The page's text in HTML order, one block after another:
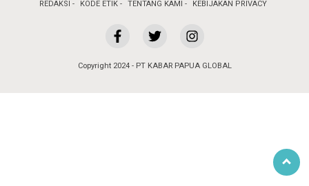
REDAKSI KODE ETIK TENTANG KAMI KEBIJAKAN PRIVACY
Copyright 2024 - PT KABAR PAPUA GLOBAL